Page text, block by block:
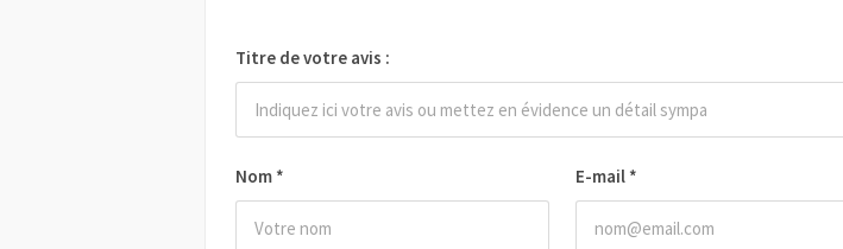
Nom * E-mail *
Titre de votre avis :